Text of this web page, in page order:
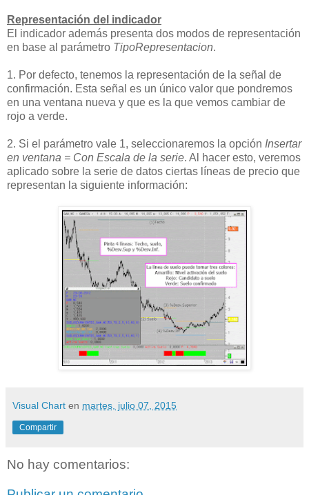
Representación del indicador
El indicador además presenta dos modos de representación
en base al parámetro TipoRepresentacion.
1. Por defecto, tenemos la representación de la señal de
confirmación. Esta señal es un único valor que pondremos
en una ventana nueva y que es la que vemos cambiar de
rojo a verde.
2. Si el parámetro vale 1, seleccionaremos la opción Insertar
en ventana = Con Escala de la serie. Al hacer esto, veremos
aplicado sobre la serie de datos ciertas líneas de precio que
representan la siguiente información:
Visual Chart en martes, julio 07, 2015
Compartir
No hay comentarios: